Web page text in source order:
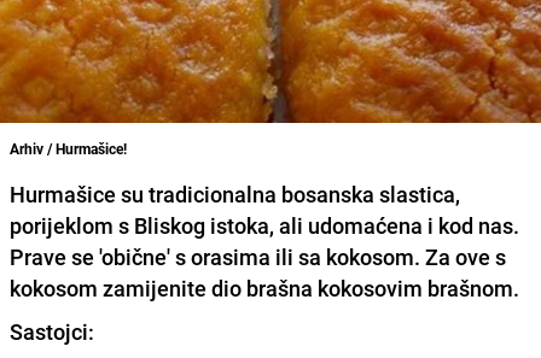
Arhiv / Hurmašice!
Hurmašice su tradicionalna bosanska slastica,
porijeklom s Bliskog istoka, ali udomaćena i kod nas.
Prave se 'obične' s orasima ili sa kokosom. Za ove s
kokosom zamijenite dio brašna kokosovim brašnom.
Sastojci: